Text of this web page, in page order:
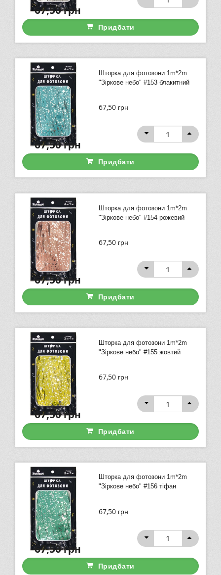
67,50грн
Придбати
Шторка для фотозони 1m*2m
"Зіркове небо" #153 блакитний
67,50 грн
67,50грн
Придбати
Шторка для фотозони 1m*2m
"Зіркове небо" #154 рожевий
67,50 грн
67,50грн
Придбати
Шторка для фотозони 1m*2m
"Зіркове небо" #155 жовтий
67,50 грн
67,50грн
Придбати
Шторка для фотозони 1m*2m
"Зіркове небо" #156 тіфан
67,50 грн
67,50грн
Придбати